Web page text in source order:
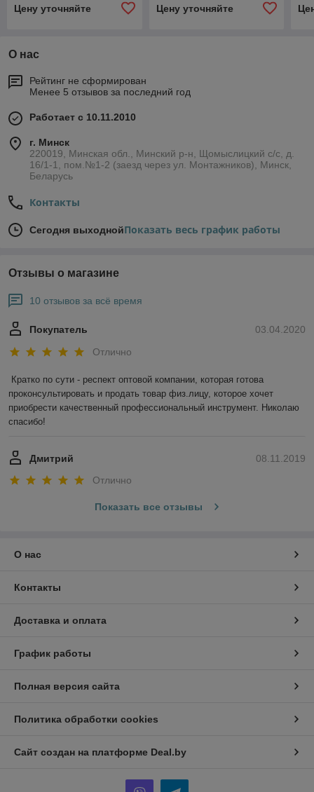
Цену уточняйте
Цену уточняйте
О нас
Рейтинг не сформирован
Менее 5 отзывов за последний год
Работает с 10.11.2010
г. Минск
220019, Минская обл., Минский р-н, Щомыслицкий с/с, д.
16/1-1, пом.№1-2 (заезд через ул. Монтажников), Минск,
Беларусь
Контакты
Сегодня выходнойПоказать весь график работы
Отзывы о магазине
10 отзывов за всё время
03.04.2020
Покупатель
Отлично
Кратко по сути - респект оптовой компании, которая готова
проконсультировать и продать товар физ.лицу, которое хочет
приобрести качественный профессиональный инструмент. Николаю
спасибо!
08.11.2019
Дмитрий
Отлично
Показать все отзывы
О нас
Контакты
Доставка и оплата
График работы
Полная версия сайта
Политика обработки cookies
Сайт создан на платформе Deal.by